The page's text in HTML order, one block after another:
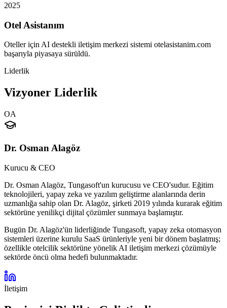
2025
Otel Asistanım
Oteller için AI destekli iletişim merkezi sistemi otelasistanim.com
başarıyla piyasaya sürüldü.
Liderlik
Vizyoner Liderlik
OA
Dr. Osman Alagöz
Kurucu & CEO
Dr. Osman Alagöz, Tungasoft'un kurucusu ve CEO'sudur. Eğitim
teknolojileri, yapay zeka ve yazılım geliştirme alanlarında derin
uzmanlığa sahip olan Dr. Alagöz, şirketi 2019 yılında kurarak eğitim
sektörüne yenilikçi dijital çözümler sunmaya başlamıştır.
Bugün Dr. Alagöz'ün liderliğinde Tungasoft, yapay zeka otomasyon
sistemleri üzerine kurulu SaaS ürünleriyle yeni bir dönem başlatmış;
özellikle otelcilik sektörüne yönelik AI iletişim merkezi çözümüyle
sektörde öncü olma hedefi bulunmaktadır.
İletişim